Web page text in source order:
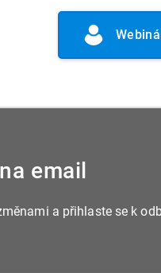
na email
a přihlaste se k